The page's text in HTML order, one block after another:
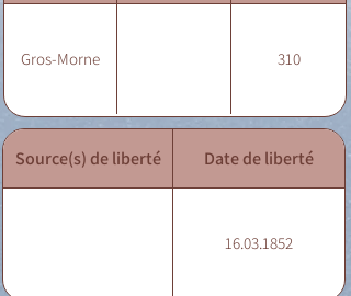
Gros-Morne 310
Source(s) de liberté Date de liberté
16.03.1852